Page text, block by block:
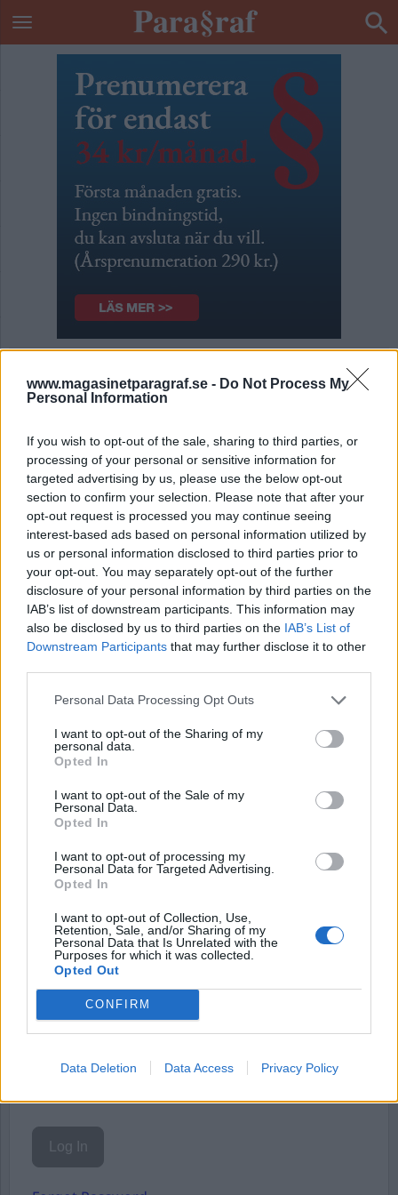
www.magasinetparagraf.se - Do Not Process My
Personal Information
If you wish to opt-out of the sale, sharing to third parties, or
processing of your personal or sensitive information for
targeted advertising by us, please use the below opt-out
section to confirm your selection. Please note that after your
opt-out request is processed you may continue seeing
interest-based ads based on personal information utilized by
us or personal information disclosed to third parties prior to
your opt-out. You may separately opt-out of the further
disclosure of your personal information by third parties on the
IAB’s list of downstream participants. This information may
also be disclosed by us to third parties on the IAB’s List of
Downstream Participants that may further disclose it to other
Personal Data Processing Opt Outs
I want to opt-out of the Sharing of my
personal data.
Opted In
I want to opt-out of the Sale of my
Personal Data.
Opted In
I want to opt-out of processing my
Personal Data for Targeted Advertising.
Opted In
I want to opt-out of Collection, Use,
Retention, Sale, and/or Sharing of my
Personal Data that Is Unrelated with the
Purposes for which it was collected.
Opted Out
CONFIRM
Data Deletion Data Access Privacy Policy
Dags för byktvätt
Det har slagit mig att de poliser som vägledde
mig in i polisyrket i mitten på 60-talet, mycket
väl drygt 20 år tidigare kan ha varit med om
att, under brinnande världskrig, tränga in i
romska bosättningar för att kartlägga alla,
med namn, ålder och inbördes släktskap. Det
går inte bortse ifrån att också vi här i Sverige
redan då visste vad som pågick i Nazityskland.
polischefer: Han har en övergripande syn på
polisen...
Börja prenumerera för att läsa detta innehåll.
Starta din prenumeration
Username or E-mail
Password
Remember Me